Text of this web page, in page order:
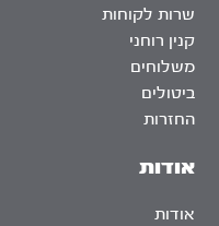
אודות
אודות
שרות לקוחות
קנין רוחני
משלוחים
ביטולים
החזרות